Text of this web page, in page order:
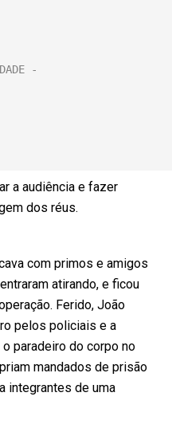
a audiência e fazer
dos réus.
com primos e amigos
atirando, e ficou
Ferido, João
pelos policiais e a
paradeiro do corpo no
mandados de prisão
integrantes de uma